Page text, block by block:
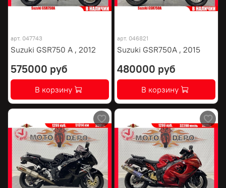
арт. 047743
Suzuki GSR750 A , 2012
575000 руб
В корзину
арт. 046821
Suzuki GSR750A , 2015
480000 руб
В корзину